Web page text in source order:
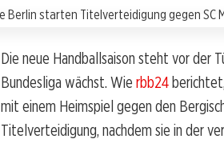
Die neue Handballsaison steht vor der
Bundesliga wächst. Wie rbb24
mit einem Heimspiel gegen den
Titelverteidigung, nachdem sie in der